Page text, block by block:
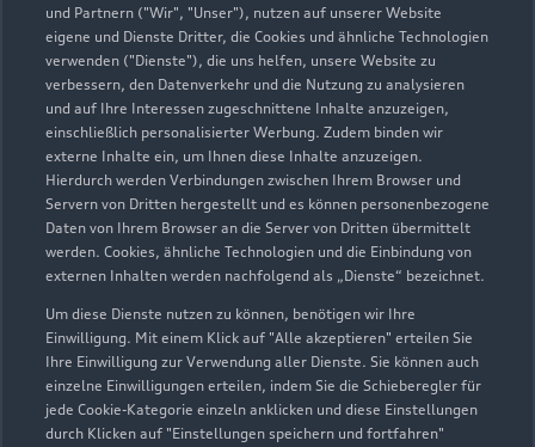
und Partnern ("Wir", "Unser"), nutzen auf unserer Website
eigene und Dienste Dritter, die Cookies und ähnliche Technologien
verwenden ("Dienste"), die uns helfen, unsere Website zu
verbessern, den Datenverkehr und die Nutzung zu analysieren
und auf Ihre Interessen zugeschnittene Inhalte anzuzeigen,
einschließlich personalisierter Werbung. Zudem binden wir
externe Inhalte ein, um Ihnen diese Inhalte anzuzeigen.
Hierdurch werden Verbindungen zwischen Ihrem Browser und
Servern von Dritten hergestellt und es können personenbezogene
Daten von Ihrem Browser an die Server von Dritten übermittelt
werden. Cookies, ähnliche Technologien und die Einbindung von
externen Inhalten werden nachfolgend als „Dienste“ bezeichnet.
Um diese Dienste nutzen zu können, benötigen wir Ihre
Einwilligung. Mit einem Klick auf "Alle akzeptieren" erteilen Sie
Ihre Einwilligung zur Verwendung aller Dienste. Sie können auch
einzelne Einwilligungen erteilen, indem Sie die Schieberegler für
jede Cookie-Kategorie einzeln anklicken und diese Einstellungen
durch Klicken auf "Einstellungen speichern und fortfahren"
Zur Audi Shopping World
Audi Pflegemitteltasche
Sommer